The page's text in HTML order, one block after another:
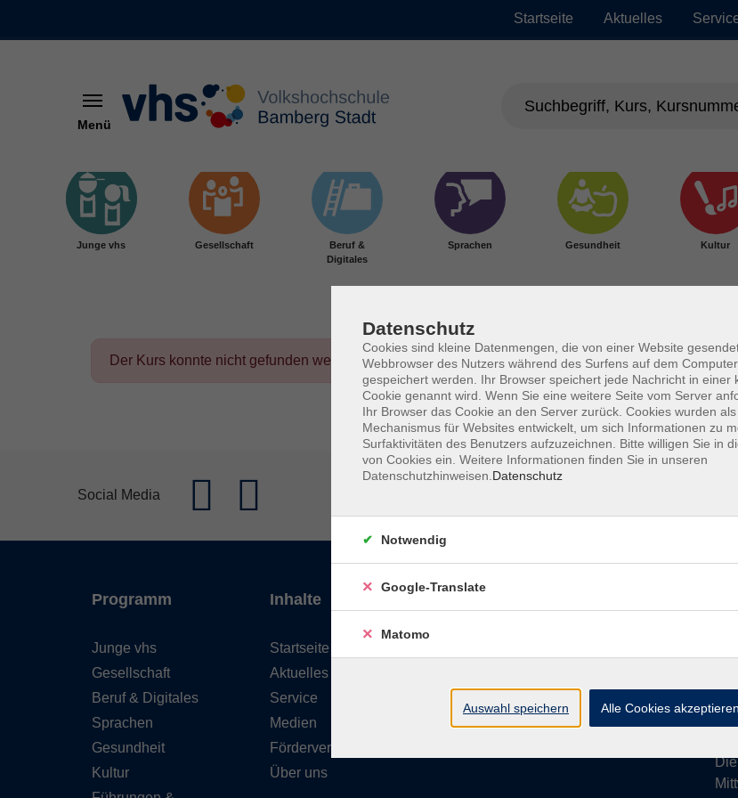
Startseite Aktuelles
Menü
Junge vhs Gesellschaft
Beruf &
Digitales
Sprachen Gesundheit Kultur
Der Kurs konnte nicht gefunden werden.
Social Media
Programm
Junge vhs
Gesellschaft
Beruf & Digitales
Sprachen
Gesundheit
Kultur
Inhalte
Startseite
Aktuelles
Service
Medien
Förderverein
Über uns
info@vhs-bamberg.de
Datenschutz
Cookies sind kleine Datenmengen, die von einer Website
Webbrowser des Nutzers während des Surfens auf dem
gespeichert werden. Ihr Browser speichert jede Nachricht in einer
Cookie genannt wird. Wenn Sie eine weitere Seite vom Server
Ihr Browser das Cookie an den Server zurück. Cookies wurden
Mechanismus für Websites entwickelt, um sich Informationen zu
Surfaktivitäten des Benutzers aufzuzeichnen. Bitte willigen Sie in
von Cookies ein. Weitere Informationen finden Sie in unseren
Datenschutzhinweisen. Datenschutz
Notwendig
Google-Translate
Matomo
Auswahl speichern Alle Cookies